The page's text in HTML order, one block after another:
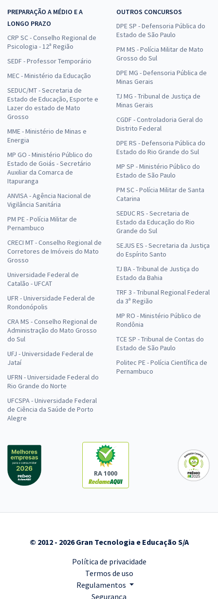
PREPARAÇÃO A MÉDIO E A
LONGO PRAZO
CRP SC - Conselho Regional de
Psicologia - 12ª Região
SEDF - Professor Temporário
MEC - Ministério da Educação
SEDUC/MT - Secretaria de
Estado de Educação, Esporte e
Lazer do estado de Mato
Grosso
MME - Ministério de Minas e
Energia
MP GO - Ministério Público do
Estado de Goiás - Secretário
Auxiliar da Comarca de
Itapuranga
ANVISA - Agência Nacional de
Vigilância Sanitária
PM PE - Polícia Militar de
Pernambuco
CRECI MT - Conselho Regional de
Corretores de Imóveis do Mato
Grosso
Universidade Federal de
Catalão - UFCAT
UFR - Universidade Federal de
Rondonópolis
CRA MS - Conselho Regional de
Administração do Mato Grosso
do Sul
UFJ - Universidade Federal de
Jataí
UFRN - Universidade Federal do
Rio Grande do Norte
UFCSPA - Universidade Federal
de Ciência da Saúde de Porto
Alegre
OUTROS CONCURSOS
DPE SP - Defensoria Pública do
Estado de São Paulo
PM MS - Polícia Militar de Mato
Grosso do Sul
DPE MG - Defensoria Pública de
Minas Gerais
TJ MG - Tribunal de Justiça de
Minas Gerais
CGDF - Controladoria Geral do
Distrito Federal
DPE RS - Defensoria Pública do
Estado do Rio Grande do Sul
MP SP - Ministério Público do
Estado de São Paulo
PM SC - Polícia Militar de Santa
Catarina
SEDUC RS - Secretaria de
Estado da Educação do Rio
Grande do Sul
SEJUS ES - Secretaria da Justiça
do Espírito Santo
TJ BA - Tribunal de Justiça do
Estado da Bahia
TRF 3 - Tribunal Regional Federal
da 3ª Região
MP RO - Ministério Público de
Rondônia
TCE SP - Tribunal de Contas do
Estado de São Paulo
Politec PE - Polícia Científica de
Pernambuco
RA 1000
© 2012 - 2026 Gran Tecnologia e Educação S/A
Política de privacidade
Termos de uso
Regulamentos
Segurança